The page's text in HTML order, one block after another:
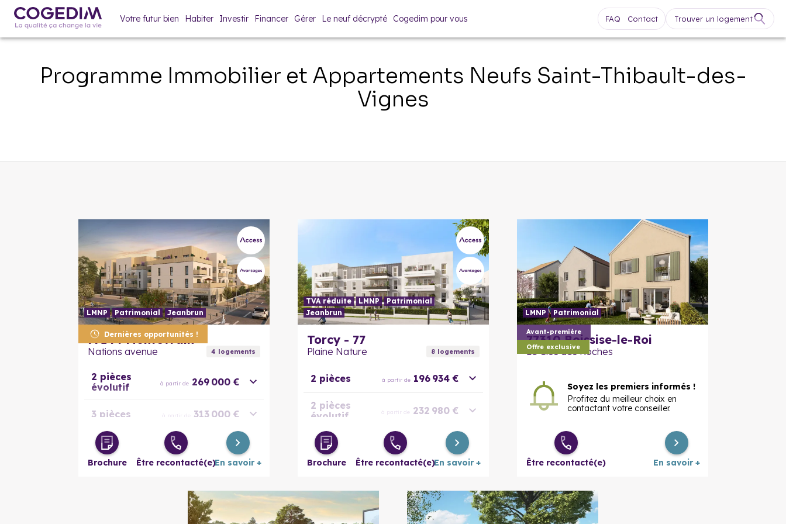
Votre futur bien Habiter Investir Financer Gérer Le neuf décrypté Cogedim pour vous FAQ Contact Trouver un logement
Programme Immobilier et Appartements Neufs Saint-Thibault-des-
Vignes
Dernières opportunités !
LMNP Patrimonial Jeanbrun
77144 Montévrain
Nations avenue 4 logements
2 pièces
évolutif
à partir de 269 000 €
3 pièces à partir de 313 000 €
4 pièces à partir de 421 000 €
Brochure Être recontacté(e)En savoir +
TVA réduite LMNP
Patrimonial
Jeanbrun
En savoir plus
Torcy - 77
Plaine Nature 8logements
2 pièces à partir de 196 934 €
2 pièces
évolutif
à partir de 232 980 €
3 pièces à partir de 271 663 €
Brochure Être recontacté(e)En savoir +
Avant-première
Offre exclusive
LMNP Patrimonial
77310 Boissise-le-Roi
Le Clos des Roches
Soyez les premiers informés !
Profitez du meilleur choix en
contactant votre conseiller.
Être recontacté(e) En savoir +